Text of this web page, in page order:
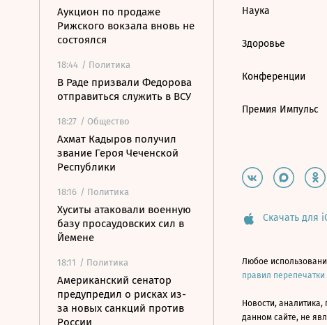
Аукцион по продаже
Рижского вокзала вновь не
состоялся
18:44 / Политика
В Раде призвали Федорова
отправиться служить в ВСУ
18:27 / Общество
Ахмат Кадыров получил
звание Героя Чеченской
Республики
18:16 / Политика
Хуситы атаковали военную
базу просаудовских сил в
Йемене
18:11 / Политика
Американский сенатор
предупредил о рисках из-
за новых санкций против
России
Наука
Здоровье
Конференции
Премия Импульс
Скачать для
Любое
правил перепечатки
Новости,
данном сайте, не